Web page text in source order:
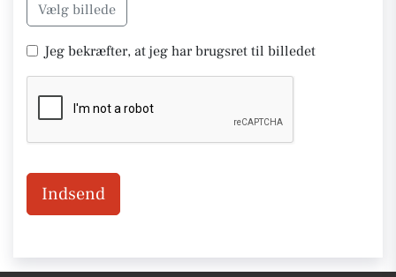
Vælg billede
Jeg bekræfter, at jeg har brugsret til billedet
Indsend